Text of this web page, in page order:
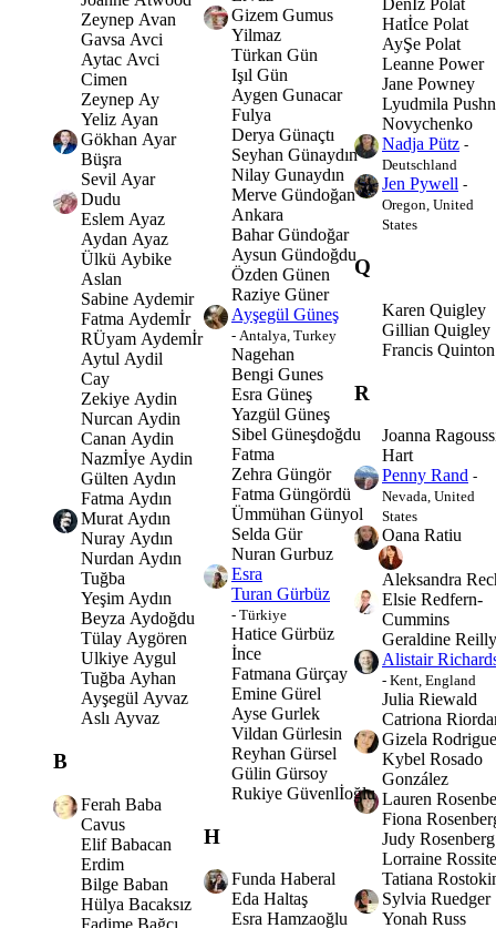
Zeynep Avan
Gavsa Avci
Aytac Avci
Cimen
Zeynep Ay
Yeliz Ayan
Gökhan Ayar
Büşra
Sevil Ayar
Dudu
Eslem Ayaz
Aydan Ayaz
Ülkü Aybike
Aslan
Sabine Aydemir
Fatma Aydemİr
RÜyam Aydemİr
Aytul Aydil
Cay
Zekiye Aydin
Nurcan Aydin
Canan Aydin
Nazmİye Aydin
Gülten Aydın
Fatma Aydın
Murat Aydın
Nuray Aydın
Nurdan Aydın
Tuğba
Yeşim Aydın
Beyza Aydoğdu
Tülay Aygören
Ulkiye Aygul
Tuğba Ayhan
Ayşegül Ayvaz
Aslı Ayvaz
B
Ferah Baba
Cavus
Elif Babacan
Erdim
Bilge Baban
Hülya Bacaksız
Fadime Bağcı
Gizem Gumus
Yilmaz
Türkan Gün
Işıl Gün
Aygen Gunacar
Fulya
Derya Günaçtı
Seyhan Günaydın
Nilay Gunaydın
Merve Gündoğan
Ankara
Bahar Gündoğar
Aysun Gündoğdu
Özden Günen
Raziye Güner
Ayşegül Güneş
- Antalya, Turkey
Nagehan
Bengi Gunes
Esra Güneş
Yazgül Güneş
Sibel Güneşdoğdu
Fatma
Zehra Güngör
Fatma Güngördü
Ümmühan Günyol
Selda Gür
Nuran Gurbuz
Esra
Turan Gürbüz
- Türkiye
Hatice Gürbüz
İnce
Fatmana Gürçay
Emine Gürel
Ayse Gurlek
Vildan Gürlesin
Reyhan Gürsel
Gülin Gürsoy
Rukiye Güvenlİoğlu
H
Funda Haberal
Eda Haltaş
Esra Hamzaoğlu
Denİz Polat
Hatİce Polat
AyŞe Polat
Leanne Power
Jane Powney
Lyudmila
Novychenko
Nadja Pütz -
Deutschland
Jen Pywell -
Oregon, United
States
Q
Karen Quigley
Gillian Quigley
Francis Quinton
R
Joanna
Hart
Penny Rand -
Nevada, United
States
Oana Ratiu
Aleksandra
Elsie Redfern-
Cummins
Geraldine Reilly
Alistair
- Kent, England
Julia Riewald
Catriona
Gizela
Kybel Rosado
González
Lauren
Fiona
Judy Rosenberg
Lorraine
Tatiana
Sylvia Ruedger
Yonah Russ